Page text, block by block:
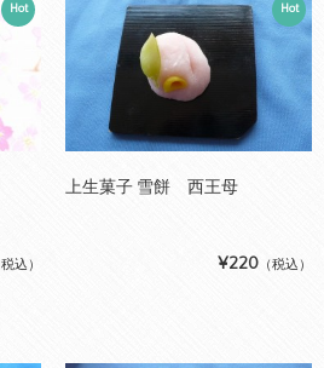
Hot
税込）
Hot
上生菓子 雪餅 西王母
¥220 （税込）